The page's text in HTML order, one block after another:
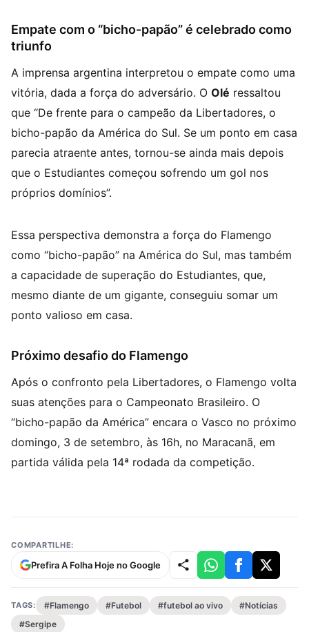
Empate com o “bicho-papão” é celebrado como
triunfo
A imprensa argentina interpretou o empate como uma
vitória, dada a força do adversário. O Olé ressaltou
que “De frente para o campeão da Libertadores, o
bicho-papão da América do Sul. Se um ponto em casa
parecia atraente antes, tornou-se ainda mais depois
que o Estudiantes começou sofrendo um gol nos
próprios domínios”.
Essa perspectiva demonstra a força do Flamengo
como “bicho-papão” na América do Sul, mas também
a capacidade de superação do Estudiantes, que,
mesmo diante de um gigante, conseguiu somar um
ponto valioso em casa.
Próximo desafio do Flamengo
Após o confronto pela Libertadores, o Flamengo volta
suas atenções para o Campeonato Brasileiro. O
“bicho-papão da América” encara o Vasco no próximo
domingo, 3 de setembro, às 16h, no Maracanã, em
partida válida pela 14ª rodada da competição.
COMPARTILHE:
Prefira A Folha Hoje no Google
TAGS: #Flamengo #Futebol #futebol ao vivo
#Notícias
#Sergipe